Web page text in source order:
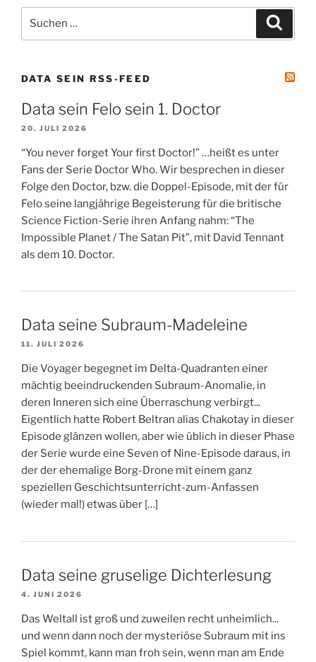
nach:
DATA SEIN RSS-FEED
Data sein Felo sein 1. Doctor
20. JULI 2026
“You never forget Your first Doctor!” …heißt es unter
Fans der Serie Doctor Who. Wir besprechen in dieser
Folge den Doctor, bzw. die Doppel-Episode, mit der für
Felo seine langjährige Begeisterung für die britische
Science Fiction-Serie ihren Anfang nahm: “The
Impossible Planet / The Satan Pit”, mit David Tennant
als dem 10. Doctor.
Data seine Subraum-Madeleine
11. JULI 2026
Die Voyager begegnet im Delta-Quadranten einer
mächtig beeindruckenden Subraum-Anomalie, in
deren Inneren sich eine Überraschung verbirgt...
Eigentlich hatte Robert Beltran alias Chakotay in dieser
Episode glänzen wollen, aber wie üblich in dieser Phase
der Serie wurde eine Seven of Nine-Episode daraus, in
der der ehemalige Borg-Drone mit einem ganz
speziellen Geschichtsunterricht-zum-Anfassen
(wieder mal!) etwas über […]
Data seine gruselige Dichterlesung
4. JUNI 2026
Das Weltall ist groß und zuweilen recht unheimlich...
und wenn dann noch der mysteriöse Subraum mit ins
Spiel kommt, kann man froh sein, wenn man am Ende